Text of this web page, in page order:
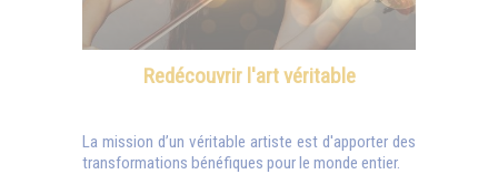
Redécouvrir l'art véritable
La mission d’un véritable artiste est d'apporter des
transformations bénéfiques pour le monde entier.